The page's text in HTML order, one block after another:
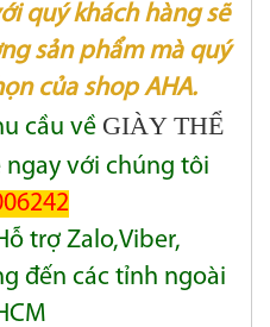
quý khách hàng sẽ
sản phẩm mà quý
của shop AHA.
cầu về GIÀY THỂ
ngay với chúng tôi
trợ Zalo,Viber,
đến các tỉnh ngoài